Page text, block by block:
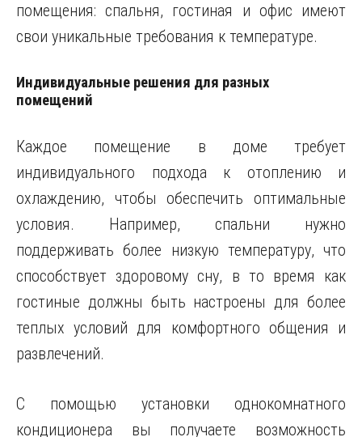
помещения: спальня, гостиная и офис имеют
свои уникальные требования к температуре.
Индивидуальные решения для разных
помещений
Каждое помещение в доме требует
индивидуального подхода к отоплению и
охлаждению, чтобы обеспечить оптимальные
условия. Например, спальни нужно
поддерживать более низкую температуру, что
способствует здоровому сну, в то время как
гостиные должны быть настроены для более
теплых условий для комфортного общения и
развлечений.
С помощью установки однокомнатного
кондиционера вы получаете возможность